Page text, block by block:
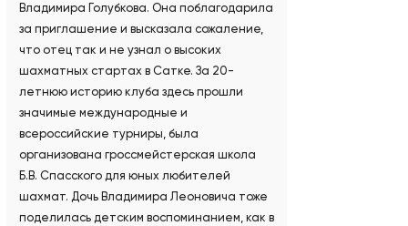
Владимира Голубкова. Она поблагодарила
за приглашение и высказала сожаление,
что отец так и не узнал о высоких
шахматных стартах в Сатке. За 20-
летнюю историю клуба здесь прошли
значимые международные и
всероссийские турниры, была
организована гроссмейстерская школа
Б.В. Спасского для юных любителей
шахмат. Дочь Владимира Леоновича тоже
поделилась детским воспоминанием, как в